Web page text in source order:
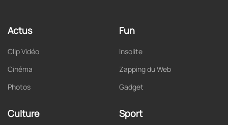
Actus
Clip Vidéo
Cinéma
Photos
Fun
Insolite
Zapping du Web
Gadget
Culture Sport